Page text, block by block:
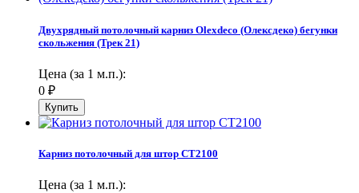
Двухрядный потолочный карниз Olexdeco (Олексдеко) бегунки
скольжения (Трек 21)
Цена (за 1 м.п.):
0 ₽
Карниз потолочный для штор СТ2100
Цена (за 1 м.п.):